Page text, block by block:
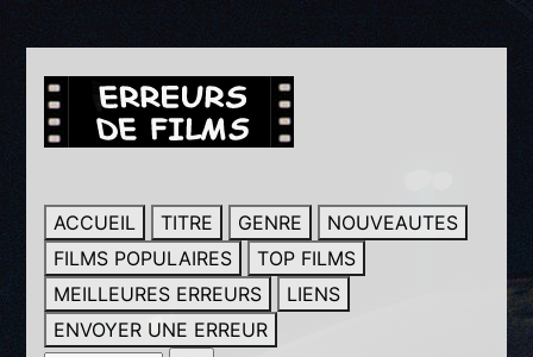
ACCUEIL TITRE GENRE
NOUVEAUTES
FILMS POPULAIRES
TOP FILMS
MEILLEURES ERREURS
LIENS
ENVOYER UNE ERREUR